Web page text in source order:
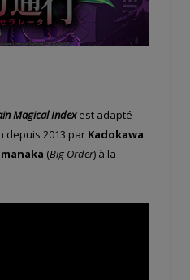
Magical Indexest adapté
depuis 2013 par Kadokawa.
(Big Order) à la